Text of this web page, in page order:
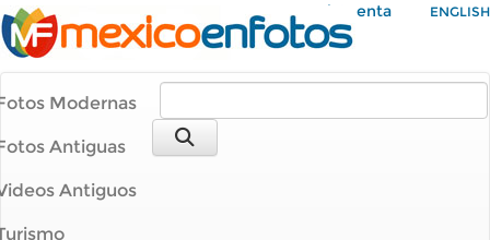
Mi Cuenta ENGLISH
Modernas
Antiguas
Antiguos